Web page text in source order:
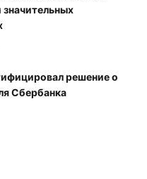
решение о
Сбербанка